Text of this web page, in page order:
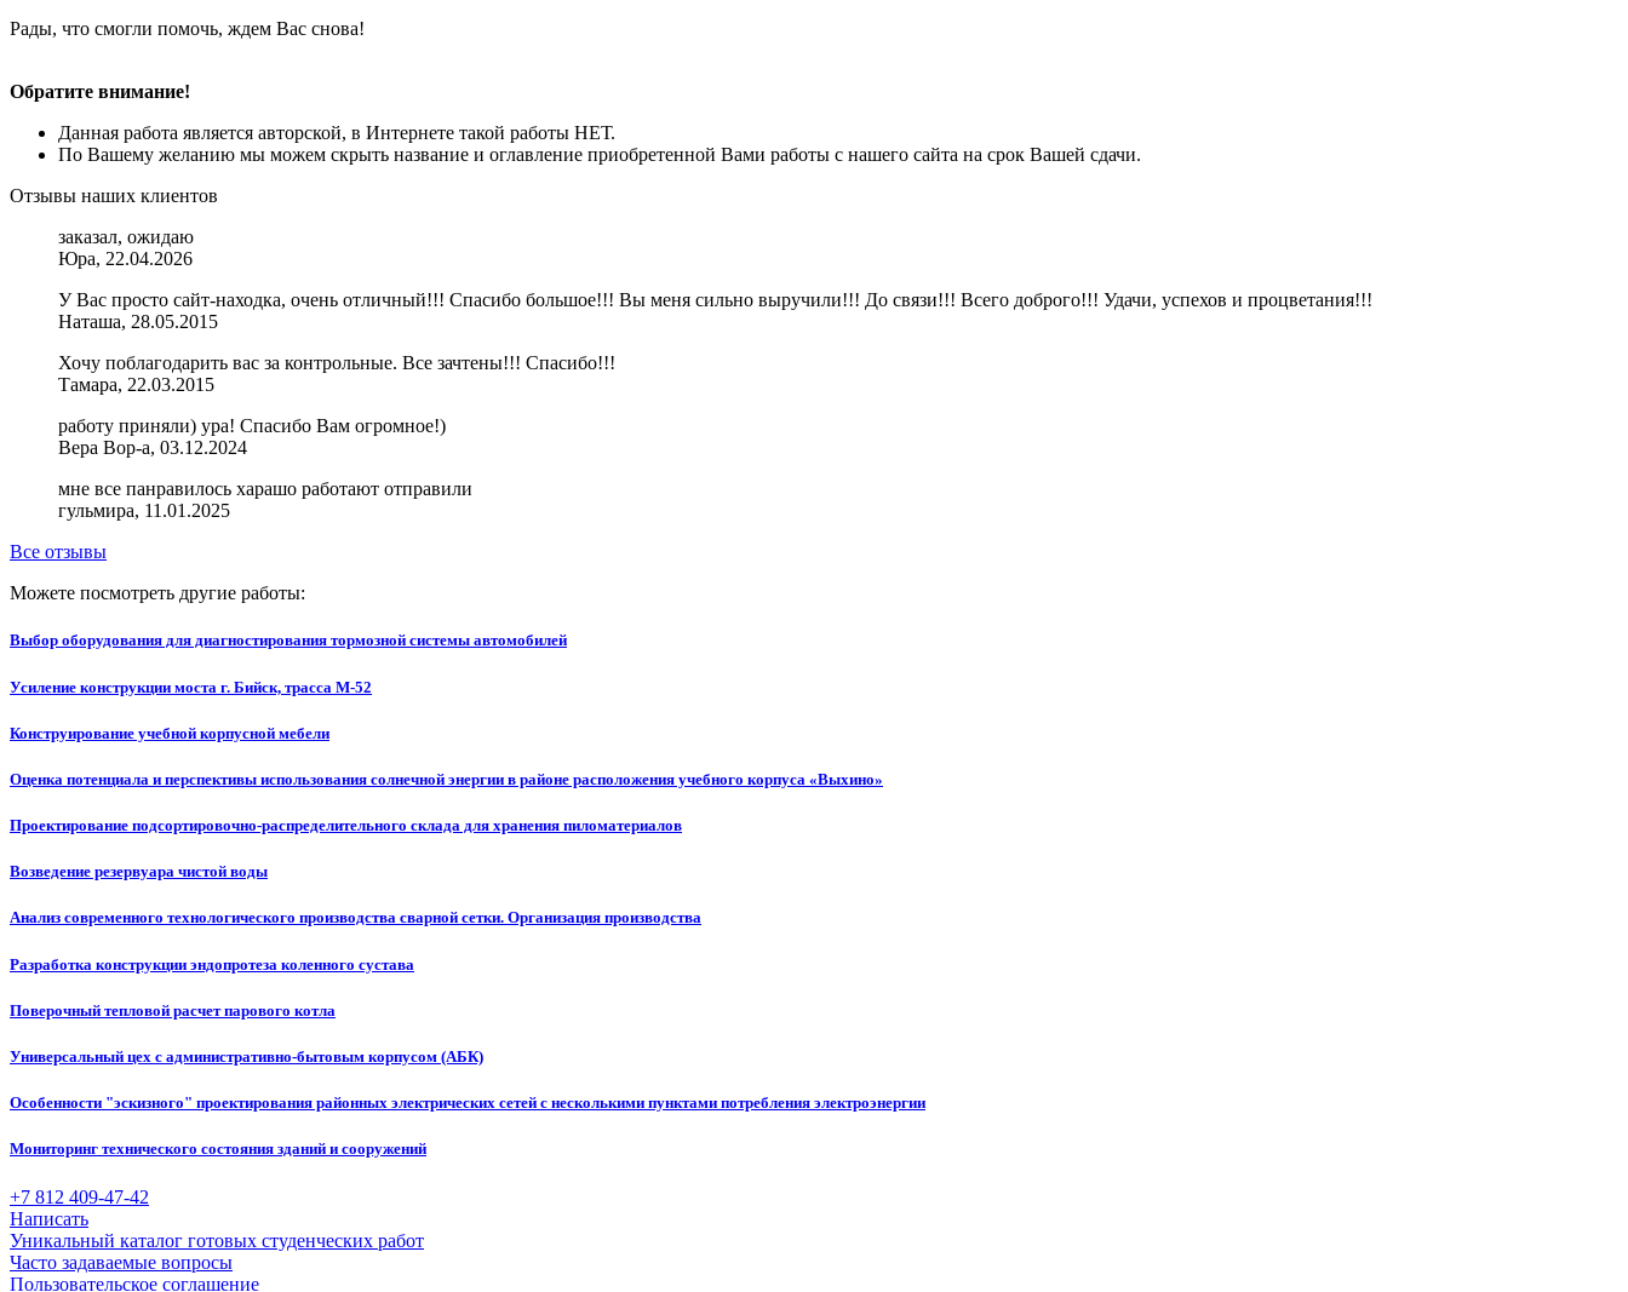
Рады, что смогли помочь, ждем Вас снова!
Обратите внимание!
Данная работа является авторской, в Интернете такой работы НЕТ.
По Вашему желанию мы можем скрыть название и оглавление приобретенной Вами работы с нашего сайта на срок Вашей сдачи.
Отзывы наших клиентов
заказал, ожидаю
Юра, 22.04.2026
У Вас просто сайт-находка, очень отличный!!! Спасибо большое!!! Вы меня сильно выручили!!! До связи!!! Всего доброго!!! Удачи, успехов и процветания!!!
Наташа, 28.05.2015
Хочу поблагодарить вас за контрольные. Все зачтены!!! Спасибо!!!
Тамара, 22.03.2015
работу приняли) ура! Спасибо Вам огромное!)
Вера Вор-а, 03.12.2024
мне все панравилось харашо работают отправили
гульмира, 11.01.2025
Все отзывы
Можете посмотреть другие работы:
Выбор оборудования для диагностирования тормозной системы автомобилей
Усиление конструкции моста г. Бийск, трасса М-52
Конструирование учебной корпусной мебели
Оценка потенциала и перспективы использования солнечной энергии в районе расположения учебного корпуса «Выхино»
Проектирование подсортировочно-распределительного склада для хранения пиломатериалов
Возведение резервуара чистой воды
Анализ современного технологического производства сварной сетки. Организация производства
Разработка конструкции эндопротеза коленного сустава
Поверочный тепловой расчет парового котла
Универсальный цех с административно-бытовым корпусом (АБК)
Особенности "эскизного" проектирования районных электрических сетей с несколькими пунктами потребления электроэнергии
Мониторинг технического состояния зданий и сооружений
+7 812 409-47-42
Написать
Уникальный каталог готовых студенческих работ
Часто задаваемые вопросы
Пользовательское соглашение